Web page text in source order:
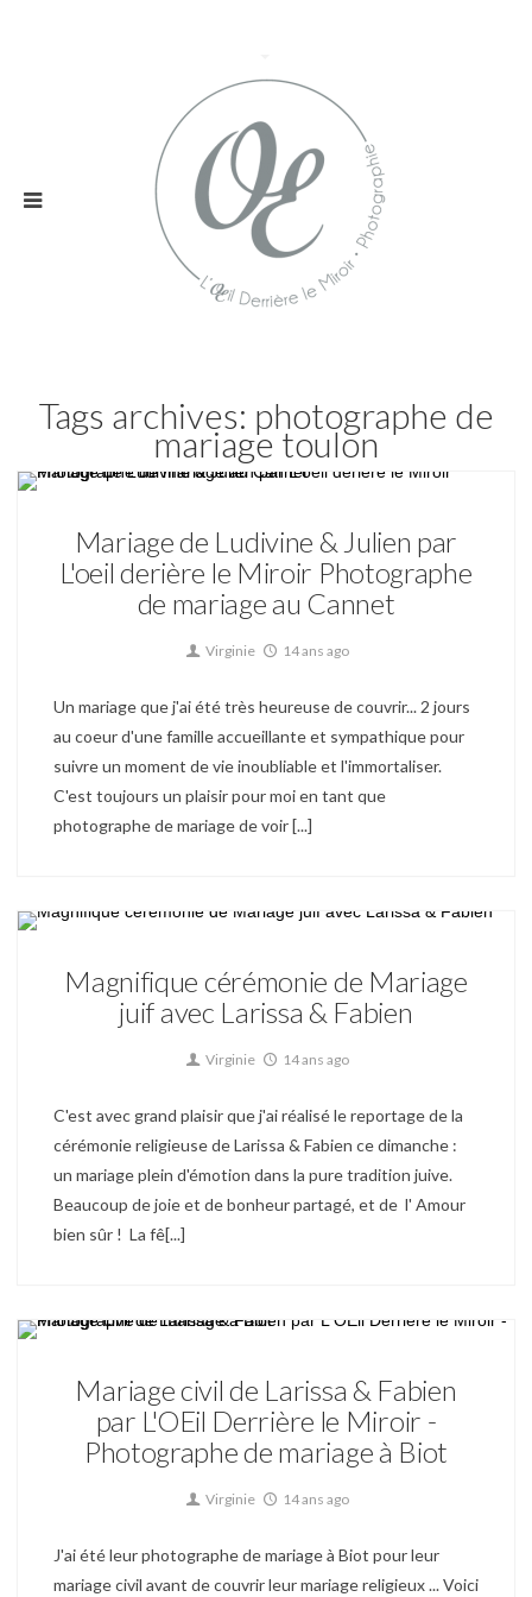
Tags archives: photographe de
mariage toulon
Mariage de Ludivine & Julien par
L'oeil derière le Miroir Photographe
de mariage au Cannet
Virginie 14 ans ago
Un mariage que j'ai été très heureuse de couvrir... 2 jours
au coeur d'une famille accueillante et sympathique pour
suivre un moment de vie inoubliable et l'immortaliser.
C'est toujours un plaisir pour moi en tant que
photographe de mariage de voir [...]
Magnifique cérémonie de Mariage
juif avec Larissa & Fabien
Virginie 14 ans ago
C'est avec grand plaisir que j'ai réalisé le reportage de la
cérémonie religieuse de Larissa & Fabien ce dimanche :
un mariage plein d'émotion dans la pure tradition juive.
Beaucoup de joie et de bonheur partagé, et de l' Amour
bien sûr ! La fê[...]
Mariage civil de Larissa & Fabien
par L'OEil Derrière le Miroir -
Photographe de mariage à Biot
Virginie 14 ans ago
J'ai été leur photographe de mariage à Biot pour leur
mariage civil avant de couvrir leur mariage religieux ... Voici